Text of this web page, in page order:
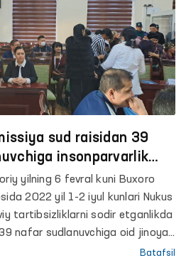
sud raisidan 39
insonparvarlik
jazo tayinlanishini
yilning 6 fevral kuni Buxoro
2022 yil 1-2 iyul kunlari Nukus
tartibsizliklarni sodir etganlikda
nafar sudlanuvchiga oid jinoyat
bo‘yicha ochiq sud jarayoniBatafsil